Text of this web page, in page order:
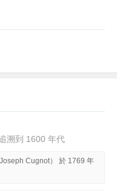
溯到 1600 年代
Cugnot） 於 1769 年